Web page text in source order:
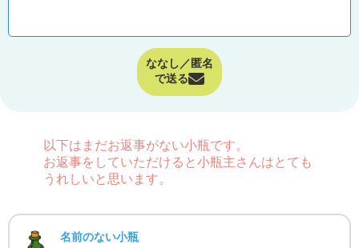
ななし／匿名
で送る
以下はまだお返事がない小瓶です。
お返事をしていただけると小瓶主さんはとても
うれしいと思います。
名前のない小瓶